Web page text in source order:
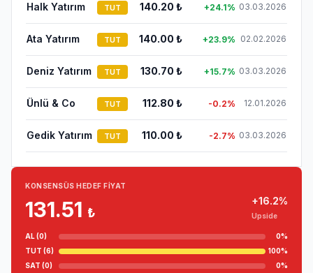
Halk Yatırım TUT 140.20 ₺ +24.1% 03.03.2026
Ata Yatırım TUT 140.00 ₺ +23.9% 02.02.2026
Deniz Yatırım TUT 130.70 ₺ +15.7% 03.03.2026
Ünlü & Co TUT 112.80 ₺ -0.2% 12.01.2026
Gedik Yatırım TUT 110.00 ₺ -2.7% 03.03.2026
KONSENSÜS HEDEF FIYAT
131.51 ₺
+16.2%
Upside
AL (0) 0%
TUT (6) 100%
SAT (0) 0%